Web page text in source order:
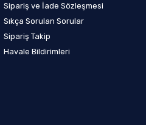
Sipariş ve İade Sözleşmesi
Sıkça Sorulan Sorular
Sipariş Takip
Havale Bildirimleri